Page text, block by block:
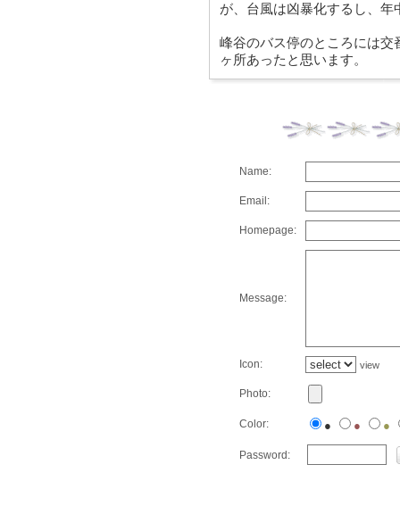
が、台風は凶暴化するし、
峰谷のバス停のところには
ヶ所あったと思います。
Name:
Email:
Homepage:
Message:
Icon: view
Photo:
Color: ● ● ●
Password: